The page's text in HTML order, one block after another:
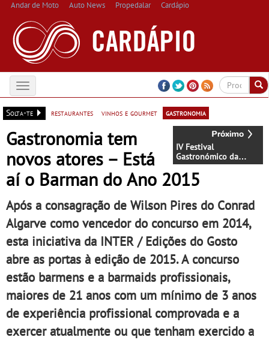
Andar de Moto Auto News Propedalar Cardápio
Toggle
navigation
Solta-te
restaurantes vinhos e gourmet gastronomia
IV Festival
Gastronómico da
Chanfana
Gastronomia tem
novos atores – Está
aí o Barman do Ano 2015
Após a consagração de Wilson Pires do Conrad
Algarve como vencedor do concurso em 2014,
esta iniciativa da INTER / Edições do Gosto
abre as portas à edição de 2015. A concurso
estão barmens e a barmaids profissionais,
maiores de 21 anos com um mínimo de 3 anos
de experiência profissional comprovada e a
exercer atualmente ou que tenham exercido a